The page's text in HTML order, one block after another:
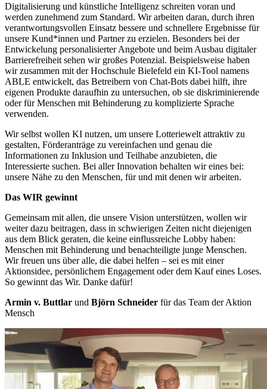
Digitalisierung und künstliche Intelligenz schreiten voran und
werden zunehmend zum Standard. Wir arbeiten daran, durch ihren
verantwortungsvollen Einsatz bessere und schnellere Ergebnisse für
unsere Kund*innen und Partner zu erzielen. Besonders bei der
Entwickelung personalisierter Angebote und beim Ausbau digitaler
Barrierefreiheit sehen wir großes Potenzial. Beispielsweise haben
wir zusammen mit der Hochschule Bielefeld ein KI-Tool namens
ABLE entwickelt, das Betreibern von Chat-Bots dabei hilft, ihre
eigenen Produkte daraufhin zu untersuchen, ob sie diskriminierende
oder für Menschen mit Behinderung zu komplizierte Sprache
verwenden.
Wir selbst wollen KI nutzen, um unsere Lotteriewelt attraktiv zu
gestalten, Förderanträge zu vereinfachen und genau die
Informationen zu Inklusion und Teilhabe anzubieten, die
Interessierte suchen. Bei aller Innovation behalten wir eines bei:
unsere Nähe zu den Menschen, für und mit denen wir arbeiten.
Das WIR gewinnt
Gemeinsam mit allen, die unsere Vision unterstützen, wollen wir
weiter dazu beitragen, dass in schwierigen Zeiten nicht diejenigen
aus dem Blick geraten, die keine einflussreiche Lobby haben:
Menschen mit Behinderung und benachteiligte junge Menschen.
Wir freuen uns über alle, die dabei helfen – sei es mit einer
Aktionsidee, persönlichem Engagement oder dem Kauf eines Loses.
So gewinnt das Wir. Danke dafür!
Armin v. Buttlar und Björn Schneider für das Team der Aktion
Mensch